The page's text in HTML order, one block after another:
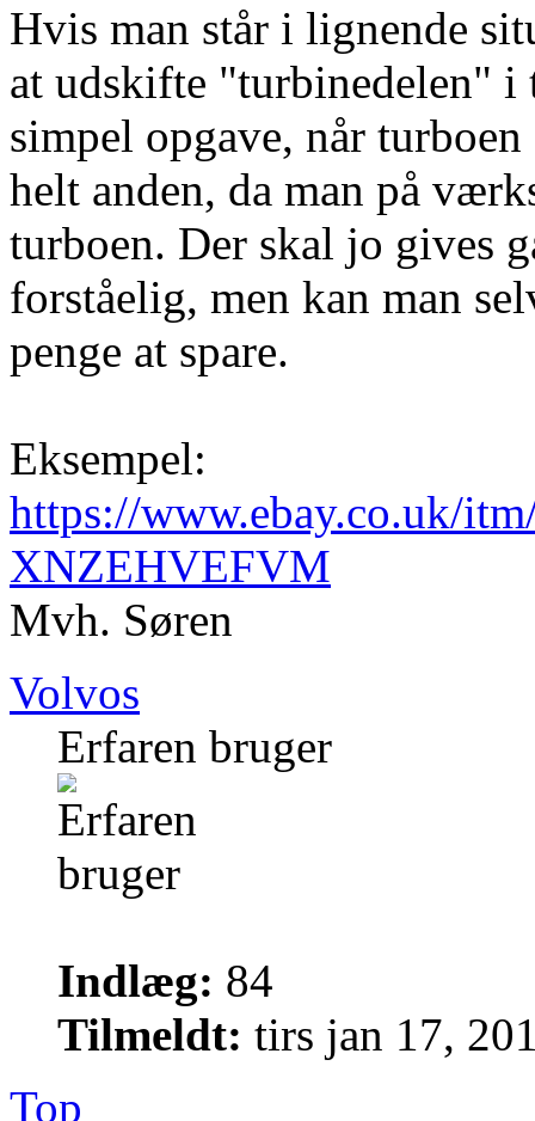
Hvis man står i lignende
at udskifte "turbinedelen" i
simpel opgave, når
helt anden, da man på
turboen. Der skal jo gives
forståelig, men kan man
penge at spare.
Eksempel:
https://www.ebay.co.uk/
XNZEHVEFVM
Mvh. Søren
Volvos
Erfaren bruger
Indlæg: 84
Tilmeldt: tirs jan 17,
Top